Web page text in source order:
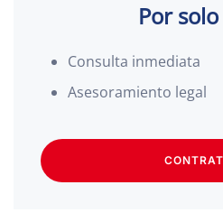
Por
Consulta inmediata
Asesoramiento legal